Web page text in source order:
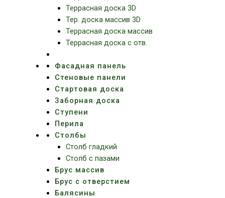
Террасная доска 3D
Тер. доска массив 3D
Террасная доска массив
Террасная доска с отв.
Фасадная панель
Стеновые панели
Стартовая доска
Заборная доска
Ступени
Перила
Столбы
Столб гладкий
Столб с пазами
Брус массив
Брус с отверстием
Балясины